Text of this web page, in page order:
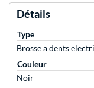
Détails
Type
Brosse a dents
Couleur
Noir